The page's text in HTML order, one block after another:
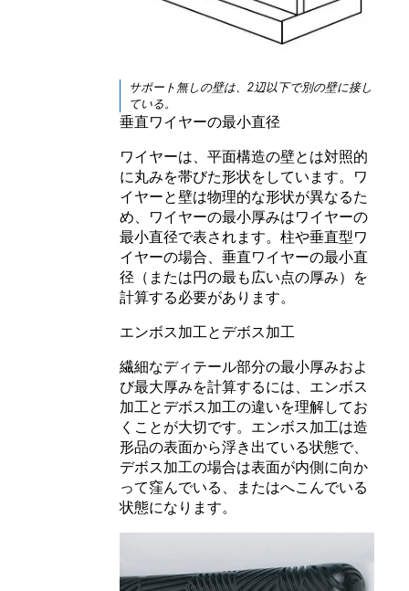
サポート無しの壁は、2辺以下で別の壁に接し
ている。
垂直ワイヤーの最小直径
ワイヤーは、平面構造の壁とは対照的
に丸みを帯びた形状をしています。ワ
イヤーと壁は物理的な形状が異なるた
め、ワイヤーの最小厚みはワイヤーの
最小直径で表されます。柱や垂直型ワ
イヤーの場合、垂直ワイヤーの最小直
径（または円の最も広い点の厚み）を
計算する必要があります。
エンボス加工とデボス加工
繊細なディテール部分の最小厚みおよ
び最大厚みを計算するには、エンボス
加工とデボス加工の違いを理解してお
くことが大切です。エンボス加工は造
形品の表面から浮き出ている状態で、
デボス加工の場合は表面が内側に向か
って窪んでいる、またはへこんでいる
状態になります。